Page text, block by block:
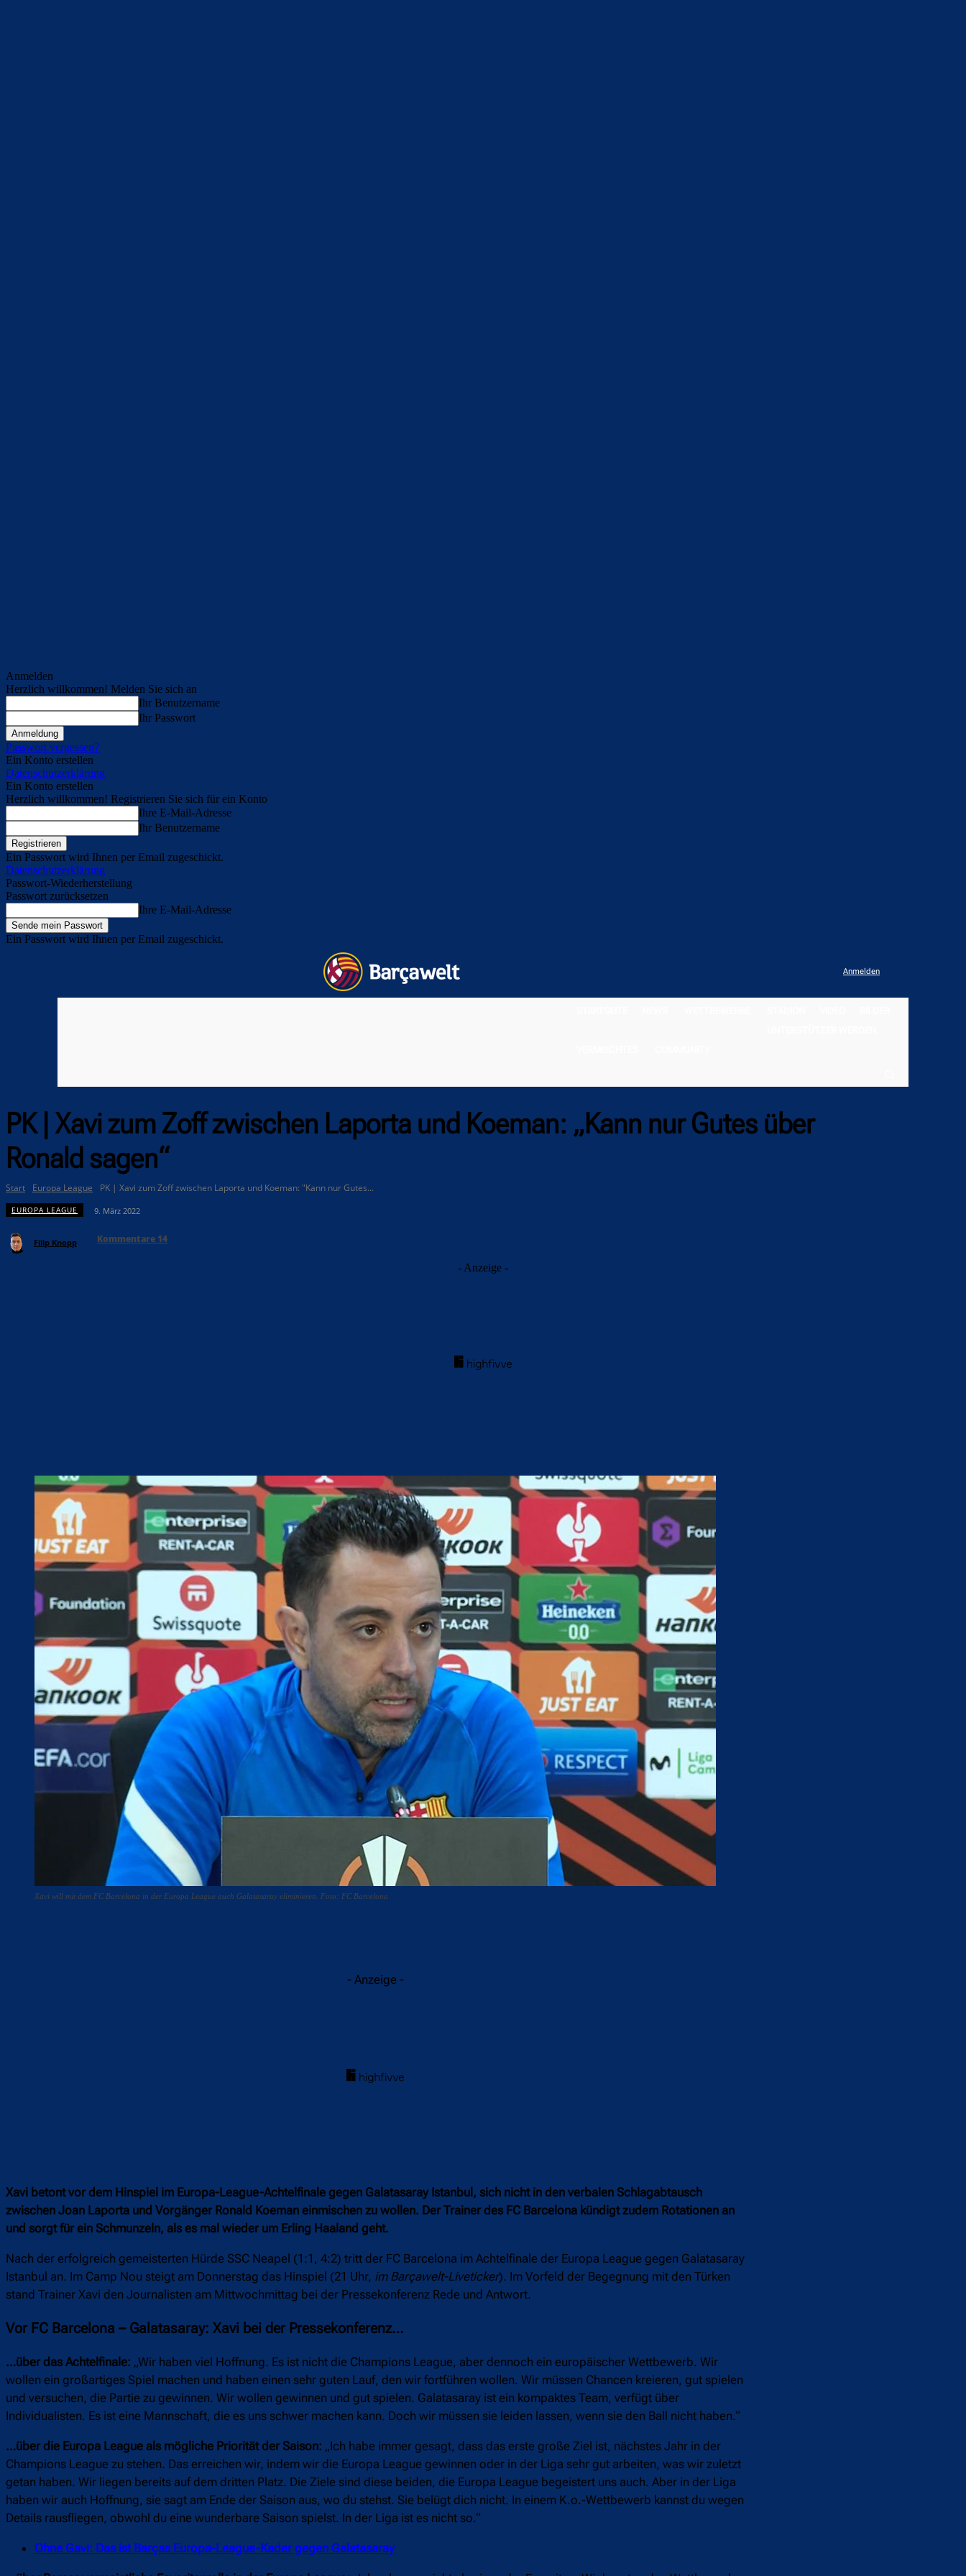
Anmelden
Herzlich willkommen! Melden Sie sich an
Ihr Benutzername
Ihr Passwort
Passwort vergessen?
Ein Konto erstellen
Datenschutzerklärung
Ein Konto erstellen
Herzlich willkommen! Registrieren Sie sich für ein Konto
Ihre E-Mail-Adresse
Ihr Benutzername
Ein Passwort wird Ihnen per Email zugeschickt.
Datenschutzerklärung
Passwort-Wiederherstellung
Passwort zurücksetzen
Ihre E-Mail-Adresse
Ein Passwort wird Ihnen per Email zugeschickt.
Anmelden
PK | Xavi zum Zoff zwischen Laporta und Koeman: „Kann nur Gutes über
Ronald sagen“
Start Europa League PK | Xavi zum Zoff zwischen Laporta und Koeman: "Kann nur Gutes...
EUROPA LEAGUE 9. März 2022
Filip Knopp Kommentare 14
- Anzeige -
Xavi will mit dem FC Barcelona in der Europa League auch Galatasaray eliminieren. Foto: FC Barcelona
- Anzeige -
Xavi betont vor dem Hinspiel im Europa-League-Achtelfinale gegen Galatasaray Istanbul, sich nicht in den verbalen Schlagabtausch
zwischen Joan Laporta und Vorgänger Ronald Koeman einmischen zu wollen. Der Trainer des FC Barcelona kündigt zudem Rotationen an
und sorgt für ein Schmunzeln, als es mal wieder um Erling Haaland geht.
Nach der erfolgreich gemeisterten Hürde SSC Neapel (1:1, 4:2) tritt der FC Barcelona im Achtelfinale der Europa League gegen Galatasaray
Istanbul an. Im Camp Nou steigt am Donnerstag das Hinspiel (21 Uhr, im Barçawelt-Liveticker). Im Vorfeld der Begegnung mit den Türken
stand Trainer Xavi den Journalisten am Mittwochmittag bei der Pressekonferenz Rede und Antwort.
Vor FC Barcelona – Galatasaray: Xavi bei der Pressekonferenz…
…über das Achtelfinale: „Wir haben viel Hoffnung. Es ist nicht die Champions League, aber dennoch ein europäischer Wettbewerb. Wir
wollen ein großartiges Spiel machen und haben einen sehr guten Lauf, den wir fortführen wollen. Wir müssen Chancen kreieren, gut spielen
und versuchen, die Partie zu gewinnen. Wir wollen gewinnen und gut spielen. Galatasaray ist ein kompaktes Team, verfügt über
Individualisten. Es ist eine Mannschaft, die es uns schwer machen kann. Doch wir müssen sie leiden lassen, wenn sie den Ball nicht haben.“
…über die Europa League als mögliche Priorität der Saison: „Ich habe immer gesagt, dass das erste große Ziel ist, nächstes Jahr in der
Champions League zu stehen. Das erreichen wir, indem wir die Europa League gewinnen oder in der Liga sehr gut arbeiten, was wir zuletzt
getan haben. Wir liegen bereits auf dem dritten Platz. Die Ziele sind diese beiden, die Europa League begeistert uns auch. Aber in der Liga
haben wir auch Hoffnung, sie sagt am Ende der Saison aus, wo du stehst. Sie belügt dich nicht. In einem K.o.-Wettbewerb kannst du wegen
Details rausfliegen, obwohl du eine wunderbare Saison spielst. In der Liga ist es nicht so.“
Ohne Gavi: Das ist Barças Europa-League-Kader gegen Galatasaray